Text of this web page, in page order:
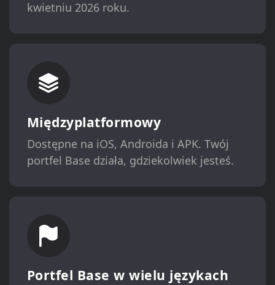
kwietniu 2026 roku.
Międzyplatformowy
Dostępne na iOS, Androida i APK. Twój
portfel Base działa, gdziekolwiek jesteś.
Portfel Base w wielu językach